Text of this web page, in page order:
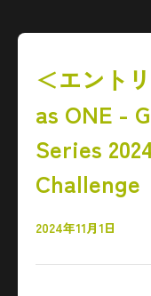
＜エント
as ONE -
Series
Challenge
2024年11月1日